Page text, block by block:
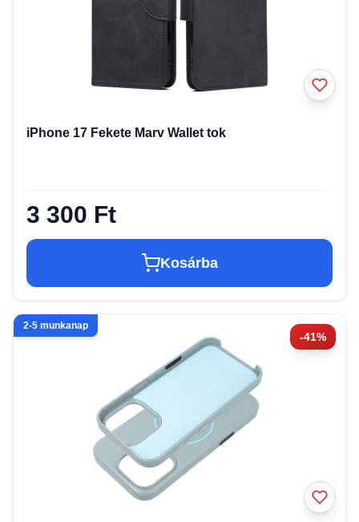
iPhone 17 Fekete Marv Wallet tok
3 300 Ft
Kosárba
-41%
2-5 munkanap